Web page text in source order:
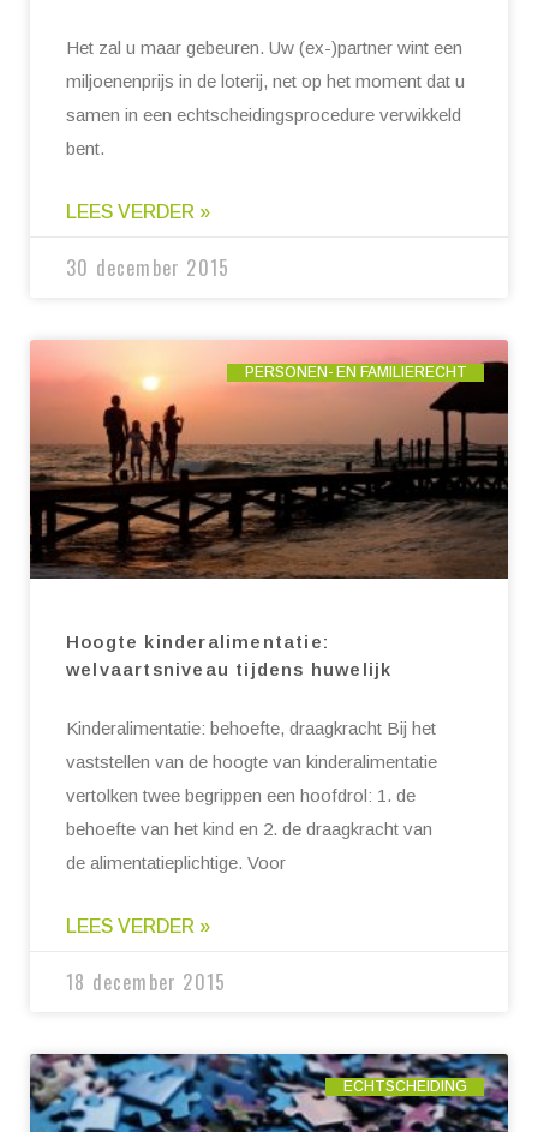
Het zal u maar gebeuren. Uw (ex-)partner wint een
miljoenenprijs in de loterij, net op het moment dat u
samen in een echtscheidingsprocedure verwikkeld
bent.
LEES VERDER »
30 december 2015
PERSONEN- EN FAMILIERECHT
Hoogte kinderalimentatie:
welvaartsniveau tijdens huwelijk
Kinderalimentatie: behoefte, draagkracht Bij het
vaststellen van de hoogte van kinderalimentatie
vertolken twee begrippen een hoofdrol: 1. de
behoefte van het kind en 2. de draagkracht van
de alimentatieplichtige. Voor
LEES VERDER »
18 december 2015
ECHTSCHEIDING